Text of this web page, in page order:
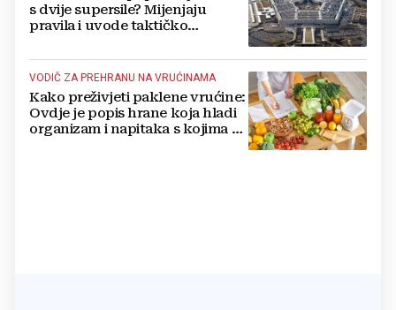
s dvije supersile? Mijenjaju
pravila i uvode taktičko
VODIČ ZA PREHRANU NA VRUĆINAMA
Kako preživjeti paklene vrućine:
Ovdje je popis hrane koja hladi
organizam i napitaka s kojima si